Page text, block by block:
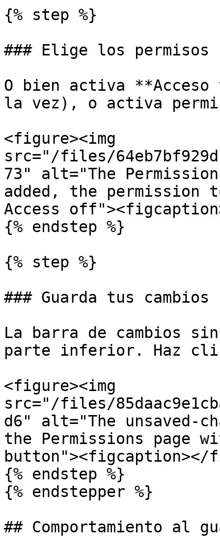
{% step %}
### Elige los permisos
O bien activa
la vez), o activa
<figure><img
src="/files/
73" alt="The
added, the
Access
{% endstep %}
{% step %}
### Guarda tus cambios
La barra de cambios
parte inferior. Haz
<figure><img
src="/files/
d6" alt="The unsaved-
the Permissions page
{% endstep %}
{% endstepper %}
## Comportamiento al